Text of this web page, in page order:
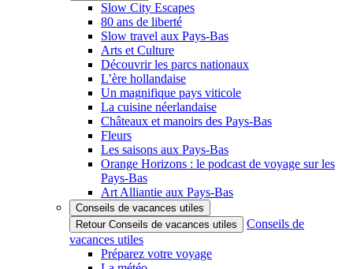
Slow City Escapes
80 ans de liberté
Slow travel aux Pays-Bas
Arts et Culture
Découvrir les parcs nationaux
L’ère hollandaise
Un magnifique pays viticole
La cuisine néerlandaise
Châteaux et manoirs des Pays-Bas
Fleurs
Les saisons aux Pays-Bas
Orange Horizons : le podcast de voyage sur les
Pays-Bas
Art Alliantie aux Pays-Bas
Conseils de vacances utiles
Retour Conseils de vacances utiles
Conseils de
vacances utiles
Préparez votre voyage